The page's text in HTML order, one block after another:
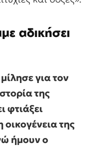
αδικήσει
μίλησε για τον
της
φτιάξει
της
ήμουν ο